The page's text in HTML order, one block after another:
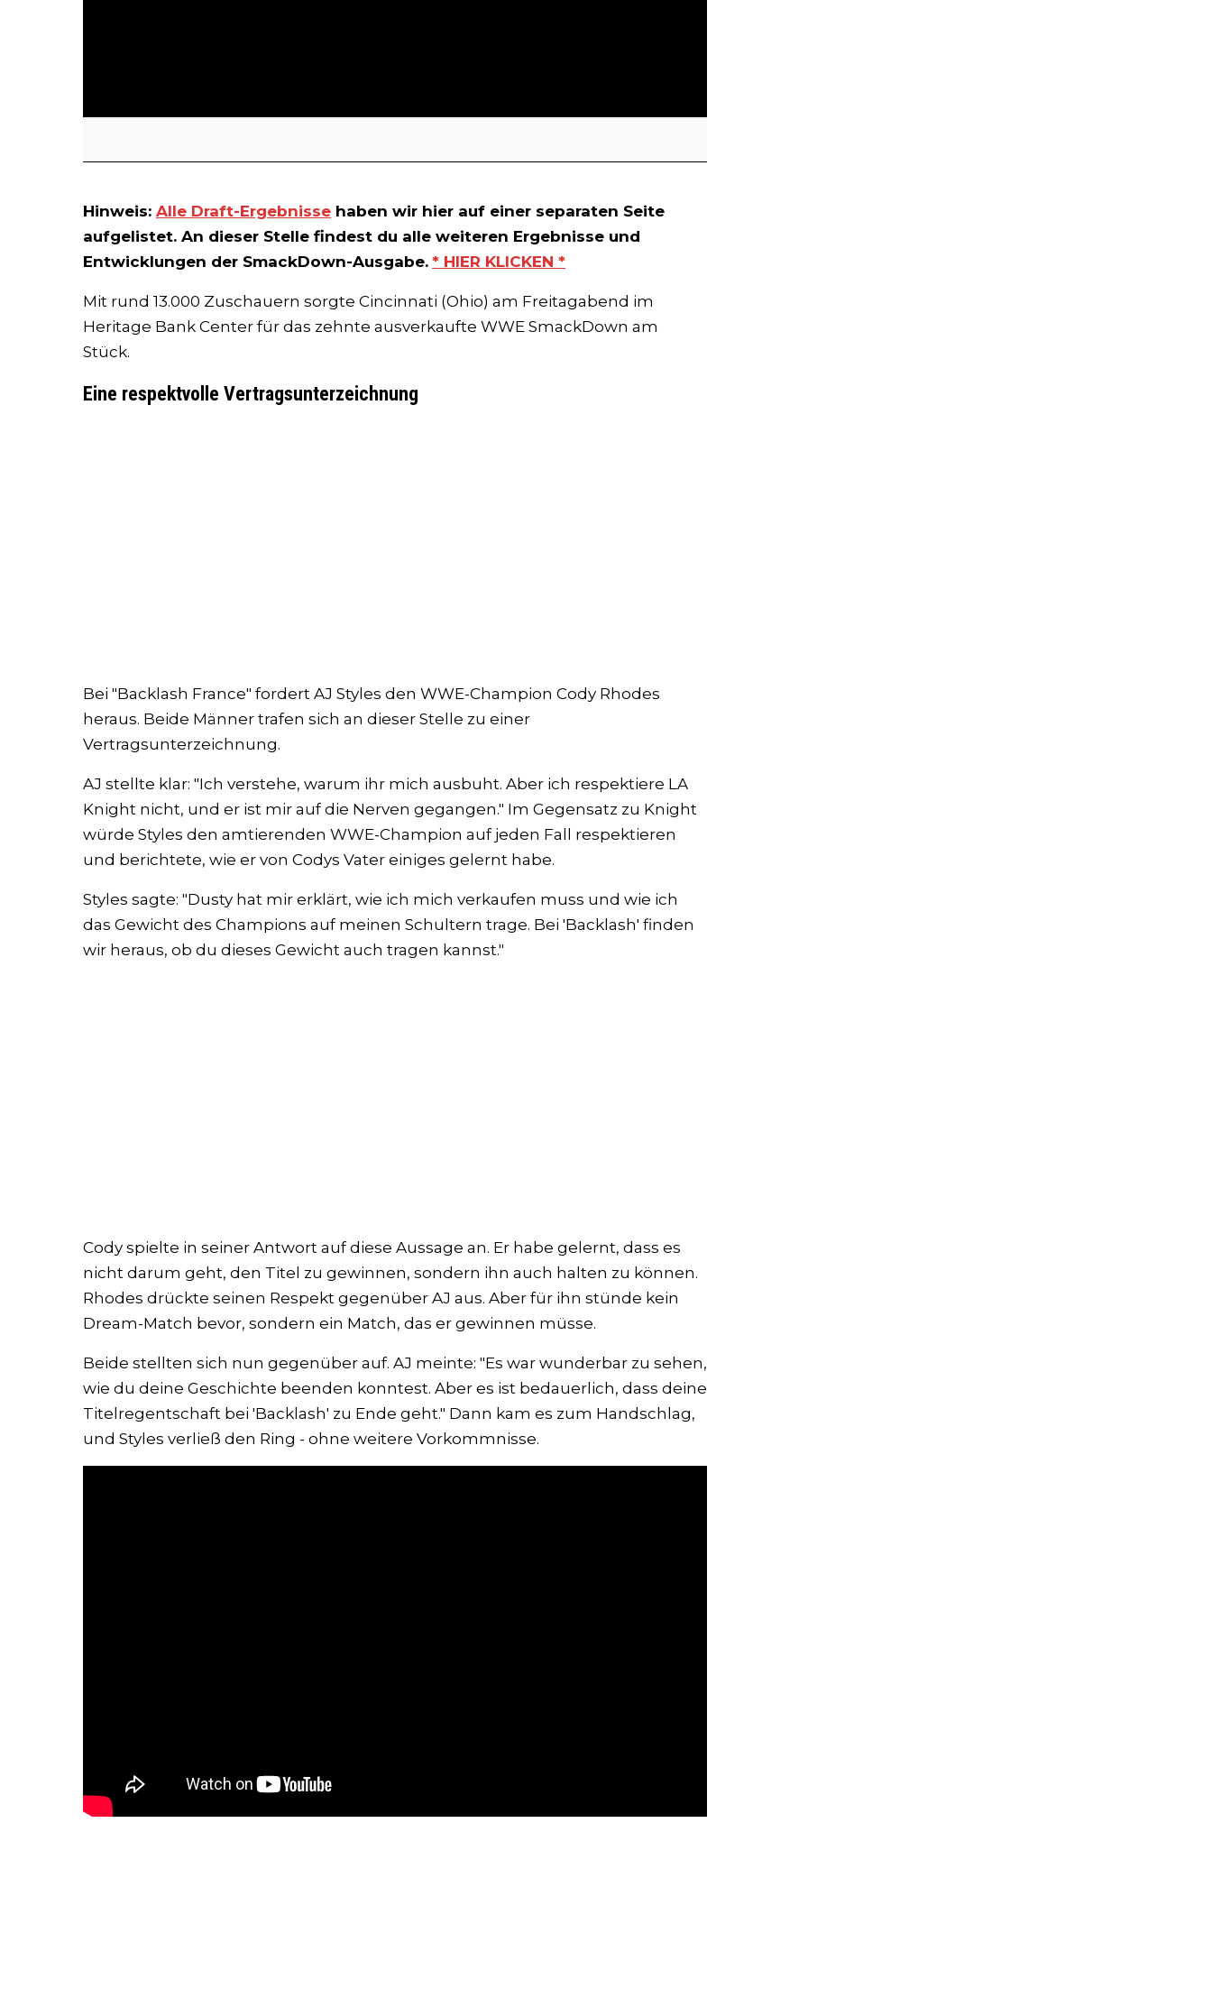
Hinweis: Alle Draft-Ergebnisse haben wir hier auf einer separaten Seite
aufgelistet. An dieser Stelle findest du alle weiteren Ergebnisse und
Entwicklungen der SmackDown-Ausgabe. * HIER KLICKEN *
Mit rund 13.000 Zuschauern sorgte Cincinnati (Ohio) am Freitagabend im
Heritage Bank Center für das zehnte ausverkaufte WWE SmackDown am
Stück.
Eine respektvolle Vertragsunterzeichnung
Bei "Backlash France" fordert AJ Styles den WWE-Champion Cody Rhodes
heraus. Beide Männer trafen sich an dieser Stelle zu einer
Vertragsunterzeichnung.
AJ stellte klar: "Ich verstehe, warum ihr mich ausbuht. Aber ich respektiere LA
Knight nicht, und er ist mir auf die Nerven gegangen." Im Gegensatz zu Knight
würde Styles den amtierenden WWE-Champion auf jeden Fall respektieren
und berichtete, wie er von Codys Vater einiges gelernt habe.
Styles sagte: "Dusty hat mir erklärt, wie ich mich verkaufen muss und wie ich
das Gewicht des Champions auf meinen Schultern trage. Bei 'Backlash' finden
wir heraus, ob du dieses Gewicht auch tragen kannst."
Cody spielte in seiner Antwort auf diese Aussage an. Er habe gelernt, dass es
nicht darum geht, den Titel zu gewinnen, sondern ihn auch halten zu können.
Rhodes drückte seinen Respekt gegenüber AJ aus. Aber für ihn stünde kein
Dream-Match bevor, sondern ein Match, das er gewinnen müsse.
Beide stellten sich nun gegenüber auf. AJ meinte: "Es war wunderbar zu sehen,
wie du deine Geschichte beenden konntest. Aber es ist bedauerlich, dass deine
Titelregentschaft bei 'Backlash' zu Ende geht." Dann kam es zum Handschlag,
und Styles verließ den Ring - ohne weitere Vorkommnisse.